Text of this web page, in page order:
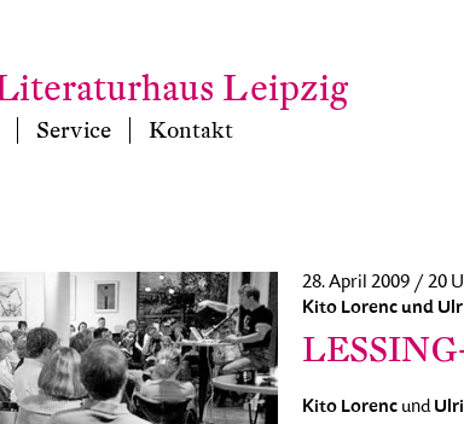
Leipzig
Service Kontakt
28. April 2009 / 20
Kito Lorenc und
Kito Lorencund